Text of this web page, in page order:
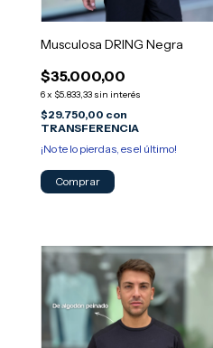
Musculosa DRING Negra
$35.000,00
6x $5.833,33 sin interés
$29.750,00 con
TRANSFERENCIA
¡No te lo pierdas, es el último!
Comprar